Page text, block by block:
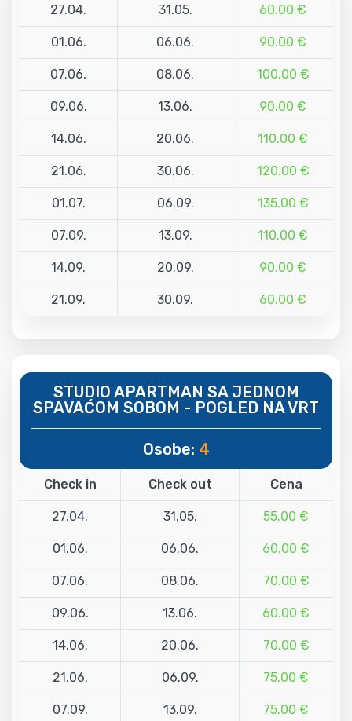
27.04. 31.05. 60.00 €
01.06. 06.06. 90.00 €
07.06. 08.06. 100.00 €
09.06. 13.06. 90.00 €
14.06. 20.06. 110.00 €
21.06. 30.06. 120.00 €
01.07. 06.09. 135.00 €
07.09. 13.09. 110.00 €
14.09. 20.09. 90.00 €
21.09. 30.09. 60.00 €
STUDIO APARTMAN SA JEDNOM
SPAVAĆOM SOBOM - POGLED NA VRT
Osobe: 4
Check in Check out Cena
27.04. 31.05. 55.00 €
01.06. 06.06. 60.00 €
07.06. 08.06. 70.00 €
09.06. 13.06. 60.00 €
14.06. 20.06. 70.00 €
21.06. 06.09. 75.00 €
07.09. 13.09. 75.00 €